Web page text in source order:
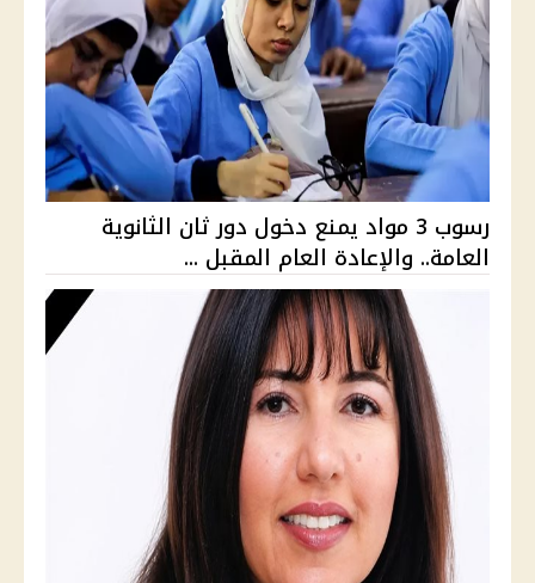
رسوب 3 مواد يمنع دخول دور ثان الثانوية
العامة.. والإعادة العام المقبل ...